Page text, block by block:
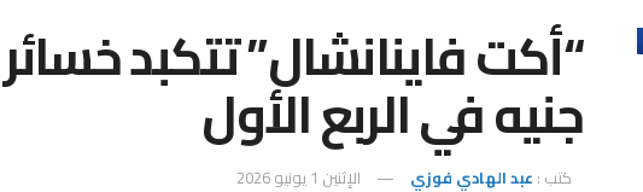
جنيه في الربع الأول
كتب : عبد الهادي فوزي الإثنين 1 يونيو 2026